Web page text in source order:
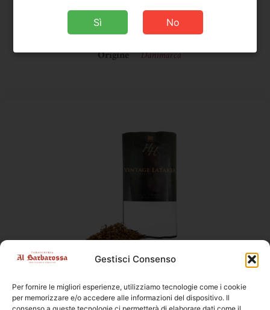
Gestisci Consenso
Per fornire le migliori esperienze, utilizziamo tecnologie come i cookie
per memorizzare e/o accedere alle informazioni del dispositivo. Il
Confezione
Latta
Origine
Danimarca
Mac Baren,Tabacco da Pipa
Mac Baren Vintage Latakia HH
Sì No